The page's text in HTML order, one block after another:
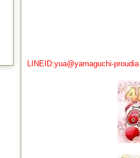
LINEID:yua@yamaguchi-proudia